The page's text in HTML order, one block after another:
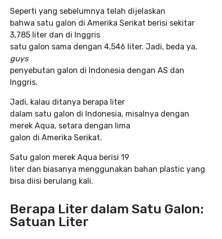
Seperti yang sebelumnya telah dijelaskan
bahwa satu galon di Amerika Serikat berisi sekitar
3,785 liter dan di Inggris
satu galon sama dengan 4,546 liter. Jadi, beda ya,
guys
penyebutan galon di Indonesia dengan AS dan
Inggris.
Jadi, kalau ditanya berapa liter
dalam satu galon di Indonesia, misalnya dengan
merek Aqua, setara dengan lima
galon di Amerika Serikat.
Satu galon merek Aqua berisi 19
liter dan biasanya menggunakan bahan plastic yang
bisa diisi berulang kali.
Berapa Liter dalam Satu Galon:
Satuan Liter